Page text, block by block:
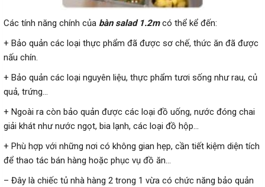
Các tính năng chính của bàn salad 1.2m có thể kể đến:
+ Bảo quản các loại thực phẩm đã được sơ chế, thức ăn đã được
nấu chín.
+ Bảo quản các loại nguyên liệu, thực phẩm tươi sống như rau, củ
quả, trứng…
+ Ngoài ra còn bảo quản được các loại đồ uống, nước đóng chai
giải khát như nước ngọt, bia lạnh, các loại đồ hộp…
+ Phù hợp với những nơi có không gian hẹp, cần tiết kiệm diện tích
để thao tác bán hàng hoặc phục vụ đồ ăn…
– Đây là chiếc tủ nhà hàng 2 trong 1 vừa có chức năng bảo quản